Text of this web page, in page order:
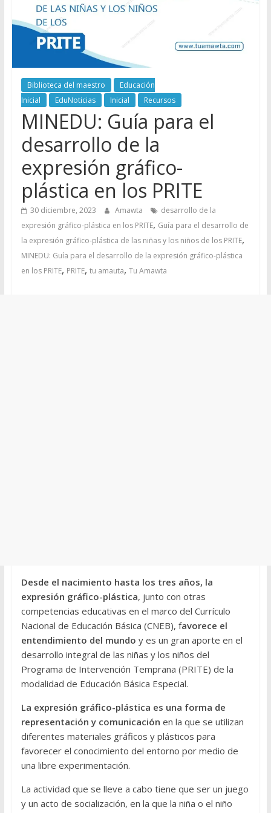
Biblioteca del maestro
Educación
Inicial
EduNoticias Inicial Recursos
MINEDU: Guía para el
desarrollo de la
expresión gráfico-
plástica en los PRITE
30 diciembre, 2023 Amawta
desarrollo de la
expresión gráfico-plástica en los PRITE, Guía para el desarrollo de
la expresión gráfico-plástica de las niñas y los niños de los PRITE,
MINEDU: Guía para el desarrollo de la expresión gráfico-plástica
en los PRITE, PRITE, tu amauta, Tu Amawta
Desde el nacimiento hasta los tres años, la
expresión gráfico-plástica, junto con otras
competencias educativas en el marco del Currículo
Nacional de Educación Básica (CNEB), favorece el
entendimiento del mundo y es un gran aporte en el
desarrollo integral de las niñas y los niños del
Programa de Intervención Temprana (PRITE) de la
modalidad de Educación Básica Especial.
La expresión gráfico-plástica es una forma de
representación y comunicación en la que se utilizan
diferentes materiales gráficos y plásticos para
favorecer el conocimiento del entorno por medio de
una libre experimentación.
La actividad que se lleve a cabo tiene que ser un juego
y un acto de socialización, en la que la niña o el niño